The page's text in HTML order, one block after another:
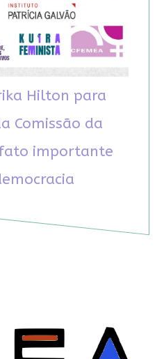
Hilton para
Comissão da
importante